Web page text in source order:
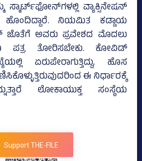
ಸ್ಮಾರ್ಟ್‌ಫೋನ್‌ಗಳಲ್ಲಿ ವ್ಯಾಕ್ಸಿನೇಷನ್
ಹೊಂದಿದ್ದಾರೆ. ನಿಯಮಿತ ಕಡ್ಡಾಯ
ಜೊತೆಗೆ ಅವರು ಪ್ರವೇಶದ ಮೊದಲು
ಪತ್ರ ತೋರಿಸಬೇಕು. ಕೋವಿಡ್
ಏರುಪೇರಾಗುತ್ತಿದ್ದು, ಹೊಸ
ಈ ನಿರ್ಧಾರಕ್ಕೆ
ಲೋಕಾಯುಕ್ತ ಸಂಸ್ಥೆಯ
Support THE-FILE